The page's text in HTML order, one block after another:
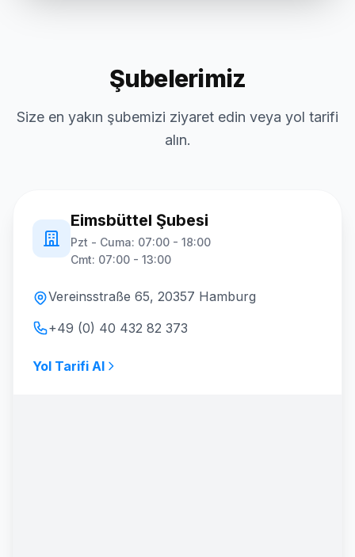
Şubelerimiz
Size en yakın şubemizi ziyaret edin veya yol tarifi
alın.
Eimsbüttel Şubesi
Pzt - Cuma: 07:00 - 18:00
Cmt: 07:00 - 13:00
Vereinsstraße 65, 20357 Hamburg
+49 (0) 40 432 82 373
Yol Tarifi Al